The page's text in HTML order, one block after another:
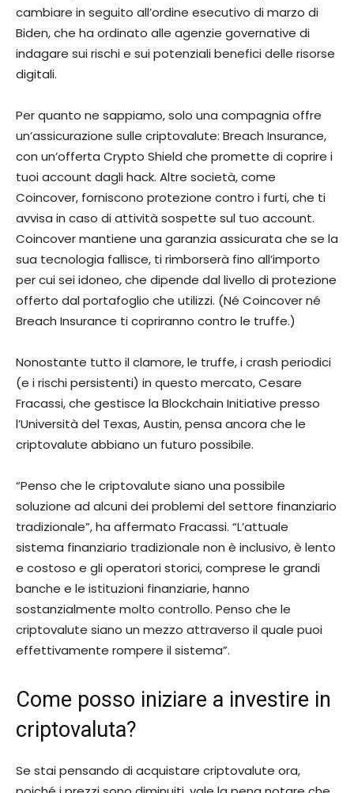
cambiare in seguito all’ordine esecutivo di marzo di
Biden, che ha ordinato alle agenzie governative di
indagare sui rischi e sui potenziali benefici delle risorse
digitali.
Per quanto ne sappiamo, solo una compagnia offre
un’assicurazione sulle criptovalute: Breach Insurance,
con un’offerta Crypto Shield che promette di coprire i
tuoi account dagli hack. Altre società, come
Coincover, forniscono protezione contro i furti, che ti
avvisa in caso di attività sospette sul tuo account.
Coincover mantiene una garanzia assicurata che se la
sua tecnologia fallisce, ti rimborserà fino all’importo
per cui sei idoneo, che dipende dal livello di protezione
offerto dal portafoglio che utilizzi. (Né Coincover né
Breach Insurance ti copriranno contro le truffe.)
Nonostante tutto il clamore, le truffe, i crash periodici
(e i rischi persistenti) in questo mercato, Cesare
Fracassi, che gestisce la Blockchain Initiative presso
l’Università del Texas, Austin, pensa ancora che le
criptovalute abbiano un futuro possibile.
“Penso che le criptovalute siano una possibile
soluzione ad alcuni dei problemi del settore finanziario
tradizionale”, ha affermato Fracassi. “L’attuale
sistema finanziario tradizionale non è inclusivo, è lento
e costoso e gli operatori storici, comprese le grandi
banche e le istituzioni finanziarie, hanno
sostanzialmente molto controllo. Penso che le
criptovalute siano un mezzo attraverso il quale puoi
effettivamente rompere il sistema”.
Come posso iniziare a investire in
criptovaluta?
Se stai pensando di acquistare criptovalute ora,